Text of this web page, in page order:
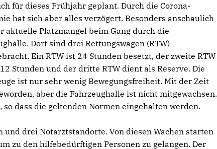
für dieses Frühjahr geplant. Durch die Corona-
hat sich aber alles verzögert. Besonders anschaulich
aktuelle Platzmangel beim Gang durch die
Dort sind drei Rettungswagen (RTW)
Ein RTW ist 24 Stunden besetzt, der zweite RTW
Stunden und der dritte RTW dient als Reserve. Die
ist nur sehr wenig Bewegungsfreiheit. Mit der Zeit
aber die Fahrzeughalle ist nicht mitgewachsen.
dass die geltenden Normen eingehalten werden.
drei Notarztstandorte. Von diesen Wachen starten
zu den hilfebedürftigen Personen zu gelangen. Der